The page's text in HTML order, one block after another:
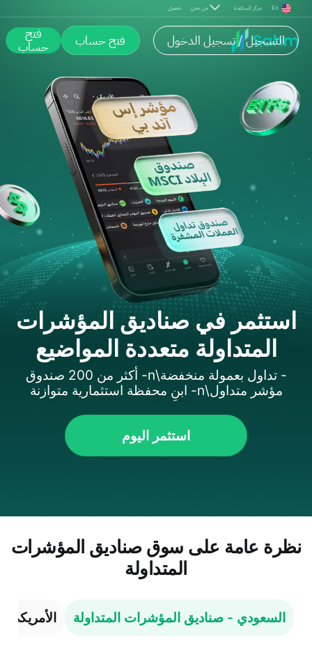
تحميل من نحن مركز المساعدة En
التسجيل / تسجيل الدخول فتح حساب فتح
حساب
استثمر في صناديق المؤشرات
استثمر في صناديق المؤشرات
المتداولة متعددة المواضيع
- تداول بعمولة منخفضة\n- أكثر من 200 صندوق
مؤشر متداول\n- ابنِ محفظة استثمارية متوازنة
استثمر اليوم
نظرة عامة على سوق صناديق المؤشرات
المتداولة
السعودي - صناديق المؤشرات المتداولة الأمريكي